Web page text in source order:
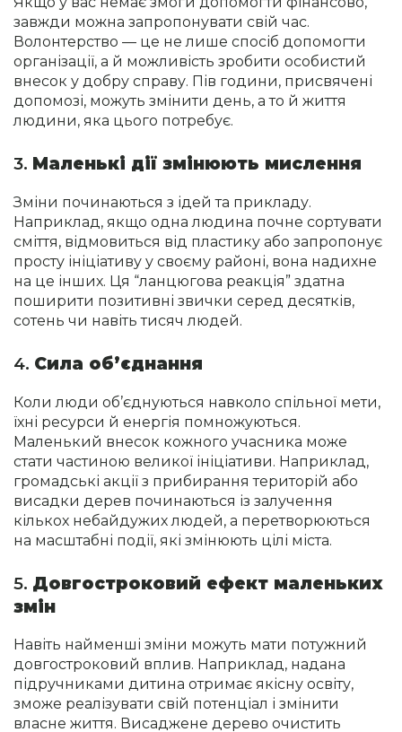
завжди можна запропонувати свій час.
Волонтерство — це не лише спосіб допомогти
організації, а й можливість зробити особистий
внесок у добру справу. Пів години, присвячені
допомозі, можуть змінити день, а то й життя
людини, яка цього потребує.
3. Маленькі дії змінюють мислення
Зміни починаються з ідей та прикладу.
Наприклад, якщо одна людина почне сортувати
сміття, відмовиться від пластику або запропонує
просту ініціативу у своєму районі, вона надихне
на це інших. Ця “ланцюгова реакція” здатна
поширити позитивні звички серед десятків,
сотень чи навіть тисяч людей.
4. Сила об’єднання
Коли люди об’єднуються навколо спільної мети,
їхні ресурси й енергія помножуються.
Маленький внесок кожного учасника може
стати частиною великої ініціативи. Наприклад,
громадські акції з прибирання територій або
висадки дерев починаються із залучення
кількох небайдужих людей, а перетворюються
на масштабні події, які змінюють цілі міста.
5. Довгостроковий ефект маленьких
змін
Навіть найменші зміни можуть мати потужний
довгостроковий вплив. Наприклад, надана
підручниками дитина отримає якісну освіту,
зможе реалізувати свій потенціал і змінити
власне життя. Висаджене дерево очистить